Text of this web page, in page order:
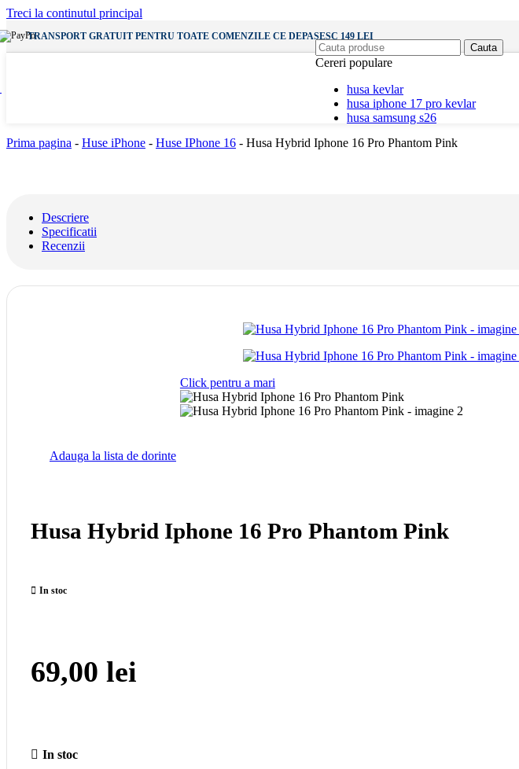
Treci la continutul principal
TRANSPORT GRATUIT PENTRU TOATE COMENZILE CE DEPASESC 149 LEI
Incarcatoare Priza
Incarcatoare Auto
Boxe Bluetooth
Vezi
Accesorii Dispozitive
Borsete
Vezi
Accesorii Auto
Vezi
Cauta
Cereri populare
husa kevlar
husa iphone 17 pro kevlar
husa samsung s26
Prima pagina - Huse iPhone - Huse IPhone 16 - Husa Hybrid Iphone 16 Pro Phantom Pink
Descriere
Specificatii
Recenzii
Click pentru a mari
Adauga la lista de dorinte
Husa Hybrid Iphone 16 Pro Phantom Pink
In stoc
69,00 lei
In stoc